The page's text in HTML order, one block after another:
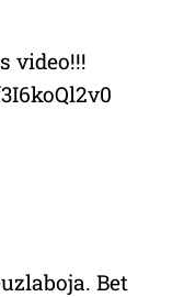
video!!!
Bet